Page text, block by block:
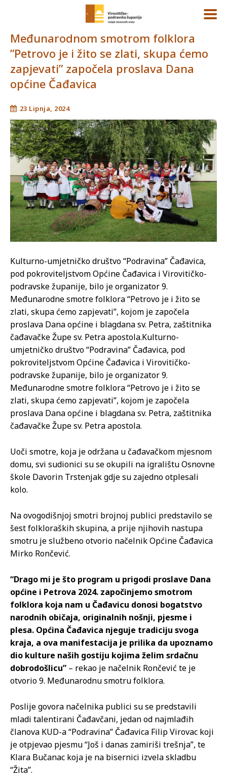
Međunarodnom smotrom folklora
”Petrovo je i žito se zlati, skupa ćemo
zapjevati” započela proslava Dana
općine Čađavica
23 Lipnja, 2024
Kulturno-umjetničko društvo “Podravina” Čađavica,
pod pokroviteljstvom Općine Čađavica i Virovitičko-
podravske županije, bilo je organizator 9.
Međunarodne smotre folklora “Petrovo je i žito se
zlati, skupa ćemo zapjevati”, kojom je započela
proslava Dana općine i blagdana sv. Petra, zaštitnika
čađavačke Župe sv. Petra apostola.Kulturno-
umjetničko društvo “Podravina” Čađavica, pod
pokroviteljstvom Općine Čađavica i Virovitičko-
podravske županije, bilo je organizator 9.
Međunarodne smotre folklora “Petrovo je i žito se
zlati, skupa ćemo zapjevati”, kojom je započela
proslava Dana općine i blagdana sv. Petra, zaštitnika
čađavačke Župe sv. Petra apostola.
Uoči smotre, koja je održana u čađavačkom mjesnom
domu, svi sudionici su se okupili na igralištu Osnovne
škole Davorin Trstenjak gdje su zajedno otplesali
kolo.
Na ovogodišnjoj smotri brojnoj publici predstavilo se
šest folkloraških skupina, a prije njihovih nastupa
smotru je službeno otvorio načelnik Općine Čađavica
Mirko Rončević.
“Drago mi je što program u prigodi proslave Dana
općine i Petrova 2024. započinjemo smotrom
folklora koja nam u Čađavicu donosi bogatstvo
narodnih običaja, originalnih nošnji, pjesme i
plesa. Općina Čađavica njeguje tradiciju svoga
kraja, a ova manifestacija je prilika da upoznamo
dio kulture naših gostiju kojima želim srdačnu
dobrodošlicu” – rekao je načelnik Rončević te je
otvorio 9. Međunarodnu smotru folklora.
Poslije govora načelnika publici su se predstavili
mladi talentirani Čađavčani, jedan od najmlađih
članova KUD-a “Podravina” Čađavica Filip Virovac koji
je otpjevao pjesmu “Još i danas zamiriši trešnja”, te
Klara Bučanac koja je na bisernici izvela skladbu
“Žita”.